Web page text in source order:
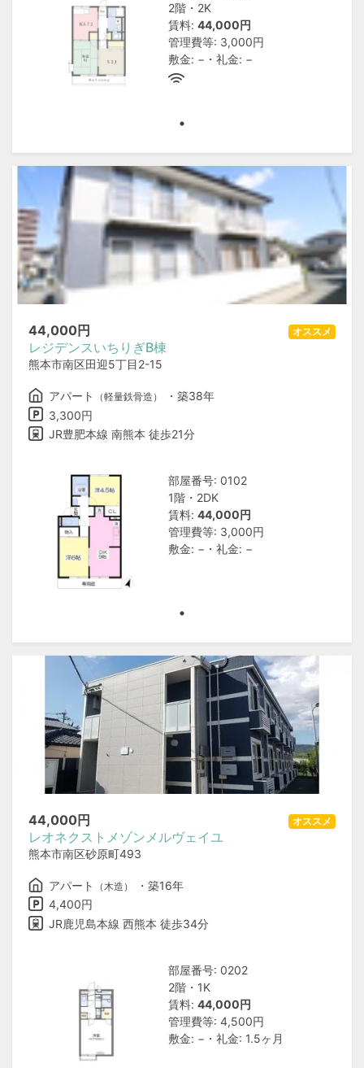
2階・2K
賃料: 44,000円
管理費等: 3,000円
敷金: −・礼金: −
44,000円
レジデンスいちりぎB棟
熊本市南区田迎5丁目2-15
オススメ
アパート （軽量鉄骨造）
・築38年
3,300円
JR豊肥本線 南熊本 徒歩21分
部屋番号: 0102
1階・2DK
賃料: 44,000円
管理費等: 3,000円
敷金: −・礼金: −
44,000円
レオネクストメゾンメルヴェイユ
熊本市南区砂原町493
オススメ
アパート （木造）
・築16年
4,400円
JR鹿児島本線 西熊本 徒歩34分
部屋番号: 0202
2階・1K
賃料: 44,000円
管理費等: 4,500円
敷金: −・礼金: 1.5ヶ月